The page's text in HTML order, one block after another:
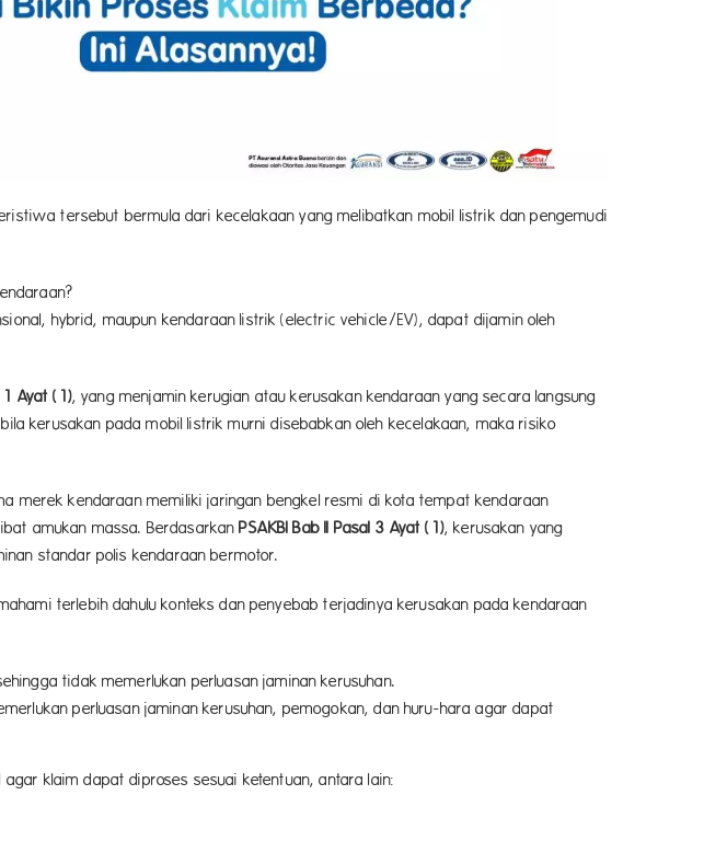
tersebut bermula dari kecelakaan yang melibatkan mobil listrik dan pengemudi
hybrid, maupun kendaraan listrik (electric vehicle/EV), dapat dijamin oleh
1 Ayat (1), yang menjamin kerugian atau kerusakan kendaraan yang secara langsung
kerusakan pada mobil listrik murni disebabkan oleh kecelakaan, maka risiko
merek kendaraan memiliki jaringan bengkel resmi di kota tempat kendaraan
amukan massa. BerdasarkanPSAKBI Bab II Pasal 3 Ayat (1), kerusakan yang
standar polis kendaraan bermotor.
terlebih dahulu konteks dan penyebab terjadinya kerusakan pada kendaraan
tidak memerlukan perluasan jaminan kerusuhan.
perluasan jaminan kerusuhan, pemogokan, dan huru-hara agar dapat
klaim dapat diproses sesuai ketentuan, antara lain: